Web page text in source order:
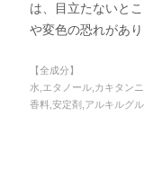
は、目立たないと
や変色の恐れがあり
【全成分】
水,エタノール,カキタン
香料,安定剤,アルキルグ